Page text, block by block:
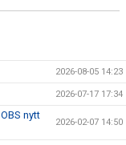
2026-08-05 14:23
2026-07-17 17:34
nytt
2026-02-07 14:50